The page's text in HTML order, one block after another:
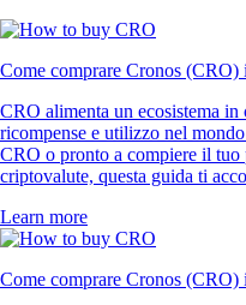
Come comprare Cronos (CRO)
CRO alimenta un ecosistema in
ricompense e utilizzo nel
CRO o pronto a compiere il
criptovalute, questa guida ti
Learn more
Come comprare Cronos (CRO)